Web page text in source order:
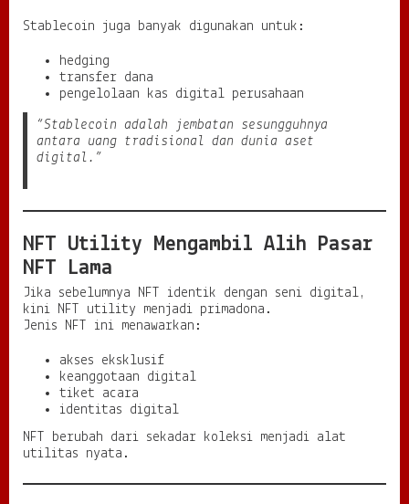
Stablecoin juga banyak digunakan untuk:
hedging
transfer dana
pengelolaan kas digital perusahaan
“Stablecoin adalah jembatan sesungguhnya
antara uang tradisional dan dunia aset
digital.”
NFT Utility Mengambil Alih Pasar
NFT Lama
Jika sebelumnya NFT identik dengan seni digital,
kini NFT utility menjadi primadona.
Jenis NFT ini menawarkan:
akses eksklusif
keanggotaan digital
tiket acara
identitas digital
NFT berubah dari sekadar koleksi menjadi alat
utilitas nyata.